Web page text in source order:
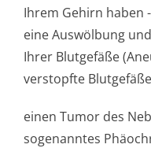
Ihrem Gehirn haben
eine Auswölbung
Ihrer Blutgefäße
verstopfte
einen Tumor des
sogenanntes